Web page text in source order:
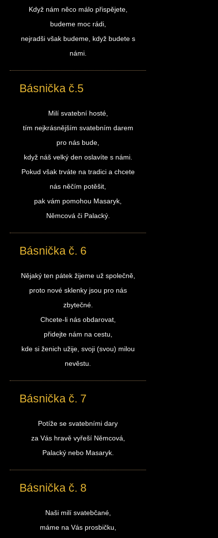
Když nám něco málo přispějete,
budeme moc rádi,
nejradši však budeme, když budete s
námi.
Básnička č.5
Milí svatební hosté,
tím nejkrásnějším svatebním darem
pro nás bude,
když náš velký den oslavíte s námi.
Pokud však trváte na tradici a chcete
nás něčím potěšit,
pak vám pomohou Masaryk,
Němcová či Palacký.
Básnička č. 6
Nějaký ten pátek žijeme už společně,
proto nové sklenky jsou pro nás
zbytečné.
Chcete-li nás obdarovat,
přidejte nám na cestu,
kde si ženich užije, svoji (svou) milou
nevěstu.
Básnička č. 7
Potíže se svatebními dary
za Vás hravě vyřeší Němcová,
Palacký nebo Masaryk.
Básnička č. 8
Naši milí svatebčané,
máme na Vás prosbičku,